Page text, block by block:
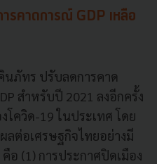
คาดการณ์ GDP เหลือ
นภัทร ปรับลดการคาด
สำหรับปี 2021 ลงอีกครั้ง
โควิด-19 ในประเทศ โดย
ลต่อเศรษฐกิจไทยอย่างมี
อ (1) การประกาศปิดเมือง